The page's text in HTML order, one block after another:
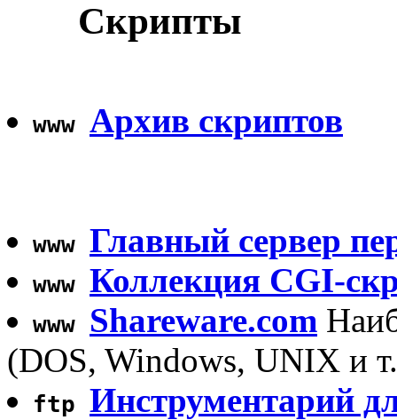
Скрипты
www Архив скриптов
www Главный сервер
www Коллекция CGI-
www Shareware.com
(DOS, Windows, UNIX и
ftp Инструментарий